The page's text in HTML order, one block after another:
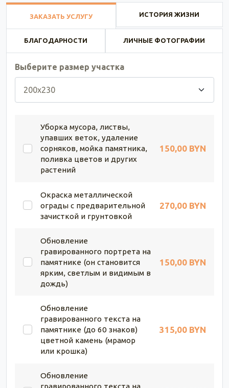
ЗАКАЗАТЬ УСЛУГУ ИСТОРИЯ ЖИЗНИ
БЛАГОДАРНОСТИ ЛИЧНЫЕ ФОТОГРАФИИ
Выберите размер участка
Уборка мусора, листвы,
упавших веток, удаление
сорняков, мойка памятника,
поливка цветов и других
растений
150,00 BYN
Окраска металлической
ограды с предварительной
зачисткой и грунтовкой
270,00 BYN
Обновление
гравированного портрета на
памятнике (он становится
ярким, светлым и видимым в
дождь)
150,00 BYN
Обновление
гравированного текста на
памятнике (до 60 знаков)
цветной камень (мрамор
или крошка)
315,00 BYN
Обновление
гравированного текста на